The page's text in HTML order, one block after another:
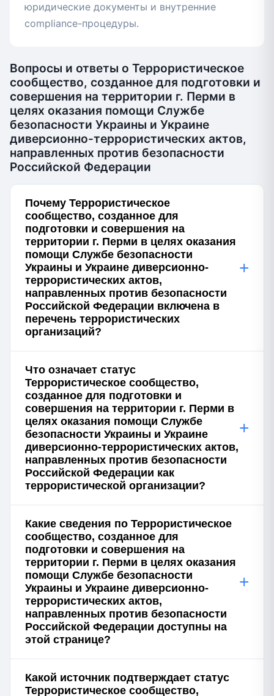
юридические документы и внутренние
compliance-процедуры.
Вопросы и ответы о Террористическое
сообщество, созданное для подготовки и
совершения на территории г. Перми в
целях оказания помощи Службе
безопасности Украины и Украине
диверсионно-террористических актов,
направленных против безопасности
Российской Федерации
Почему Террористическое
сообщество, созданное для
подготовки и совершения на
территории г. Перми в целях оказания
помощи Службе безопасности
Украины и Украине диверсионно-
террористических актов,
направленных против безопасности
Российской Федерации включена в
перечень террористических
организаций?
+
Что означает статус
Террористическое сообщество,
созданное для подготовки и
совершения на территории г. Перми в
целях оказания помощи Службе
безопасности Украины и Украине
диверсионно-террористических актов,
направленных против безопасности
Российской Федерации как
террористической организации?
+
Какие сведения по Террористическое
сообщество, созданное для
подготовки и совершения на
территории г. Перми в целях оказания
помощи Службе безопасности
Украины и Украине диверсионно-
террористических актов,
направленных против безопасности
Российской Федерации доступны на
этой странице?
+
Какой источник подтверждает статус
Террористическое сообщество,